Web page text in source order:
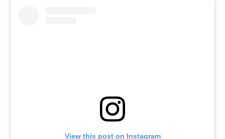
View this post on Instagram